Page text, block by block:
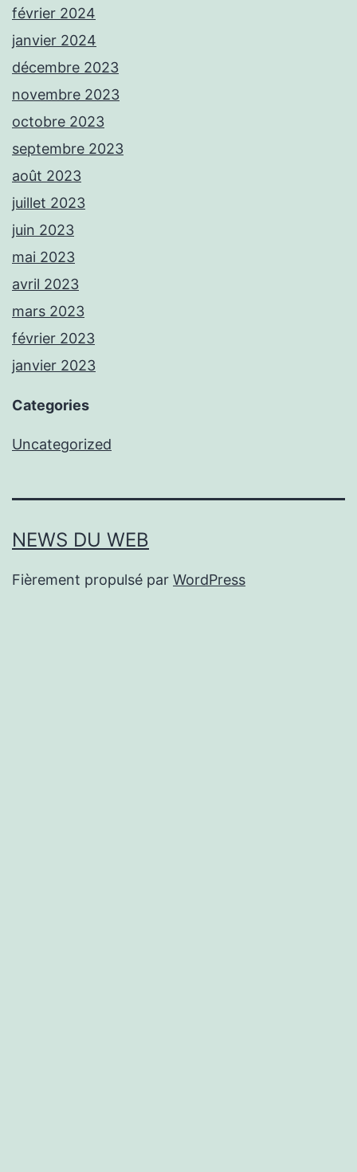
février 2024
janvier 2024
décembre 2023
novembre 2023
octobre 2023
septembre 2023
août 2023
juillet 2023
juin 2023
mai 2023
avril 2023
mars 2023
février 2023
janvier 2023
Categories
Uncategorized
NEWS DU WEB
Fièrement propulsé par WordPress